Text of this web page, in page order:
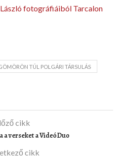
fotográfiáiból Tarcalon
TÚL POLGÁRI TÁRSULÁS
cikk
a verseket a VideóDuo
cikk